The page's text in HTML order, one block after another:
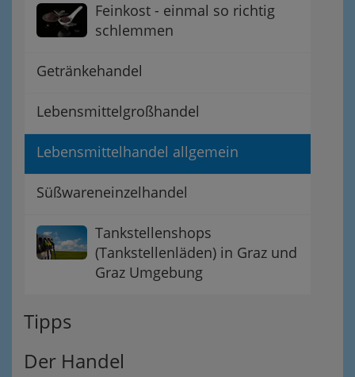
Feinkost - einmal so richtig
schlemmen
Getränkehandel
Lebensmittelgroßhandel
Lebensmittelhandel allgemein
Süßwareneinzelhandel
Tankstellenshops
(Tankstellenläden) in Graz und
Graz Umgebung
Tipps
Der Handel